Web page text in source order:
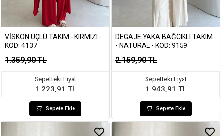
VISKON ÜÇLÜ TAKIM - KIRMIZI -
KOD: 4137
1.359,90 TL
Sepetteki Fiyat
1.223,91 TL
Sepete Ekle
DEGAJE YAKA BAĞCIKLI TAKIM
- NATURAL - KOD: 9159
2.159,90 TL
Sepetteki Fiyat
1.943,91 TL
Sepete Ekle